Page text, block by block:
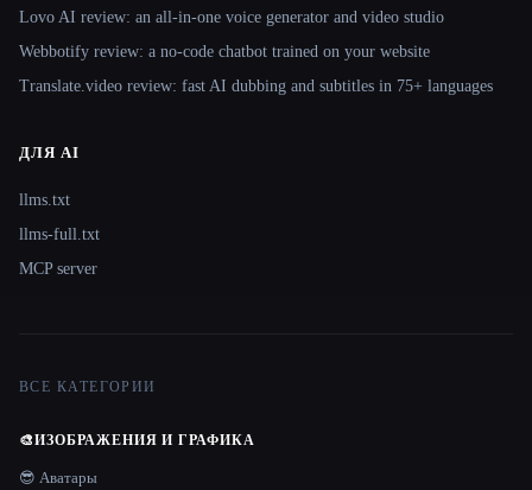
Lovo AI review: an all-in-one voice generator and video studio
Webbotify review: a no-code chatbot trained on your website
Translate.video review: fast AI dubbing and subtitles in 75+ languages
ДЛЯ AI
llms.txt
llms-full.txt
MCP server
ВСЕ КАТЕГОРИИ
🎨ИЗОБРАЖЕНИЯ И ГРАФИКА
😎 Аватары